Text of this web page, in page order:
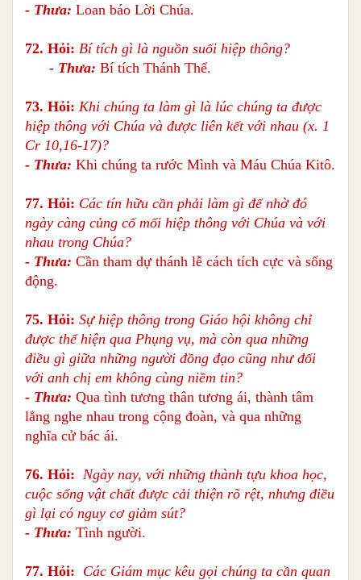
- Thưa: Loan báo Lời Chúa.
72. Hỏi: Bí tích gì là nguồn suối hiệp thông?
- Thưa: Bí tích Thánh Thể.
73. Hỏi: Khi chúng ta làm gì là lúc chúng ta được
hiệp thông với Chúa và được liên kết với nhau (x. 1
Cr 10,16-17)?
- Thưa: Khi chúng ta rước Mình và Máu Chúa Kitô.
77. Hỏi: Các tín hữu cần phải làm gì để nhờ đó
ngày càng củng cố mối hiệp thông với Chúa và với
nhau trong Chúa?
- Thưa: Cần tham dự thánh lễ cách tích cực và sống
động.
75. Hỏi: Sự hiệp thông trong Giáo hội không chỉ
được thể hiện qua Phụng vụ, mà còn qua những
điều gì giữa những người đồng đạo cũng như đối
với anh chị em không cùng niềm tin?
- Thưa: Qua tình tương thân tương ái, thành tâm
lắng nghe nhau trong cộng đoàn, và qua những
nghĩa cử bác ái.
76. Hỏi: Ngày nay, với những thành tựu khoa học,
cuộc sống vật chất được cải thiện rõ rệt, nhưng điều
gì lại có nguy cơ giảm sút?
- Thưa: Tình người.
77. Hỏi: Các Giám mục kêu gọi chúng ta cần quan